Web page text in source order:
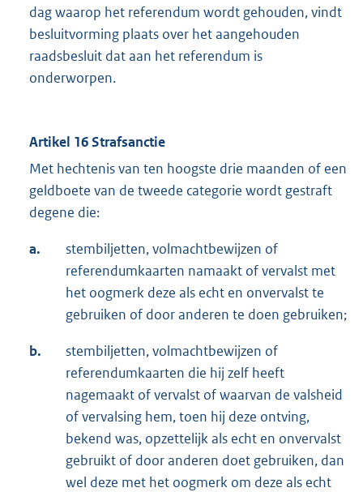
dag waarop het referendum wordt gehouden, vindt
besluitvorming plaats over het aangehouden
raadsbesluit dat aan het referendum is
onderworpen.
Artikel 16 Strafsanctie
Met hechtenis van ten hoogste drie maanden of een
geldboete van de tweede categorie wordt gestraft
degene die:
a.
stembiljetten, volmachtbewijzen of
referendumkaarten namaakt of vervalst met
het oogmerk deze als echt en onvervalst te
gebruiken of door anderen te doen gebruiken;
b.
stembiljetten, volmachtbewijzen of
referendumkaarten die hij zelf heeft
nagemaakt of vervalst of waarvan de valsheid
of vervalsing hem, toen hij deze ontving,
bekend was, opzettelijk als echt en onvervalst
gebruikt of door anderen doet gebruiken, dan
wel deze met het oogmerk om deze als echt